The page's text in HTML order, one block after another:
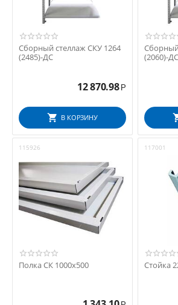
Сборный стеллаж СКУ 1264
(2485)-ДС
12 870.98 Р
В КОРЗИНУ
(2060)-ДС
115926
Полка СК 1000x500
117001
Стойка